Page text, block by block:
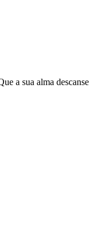
a sua alma descanse